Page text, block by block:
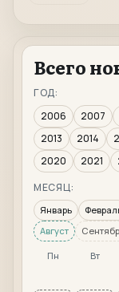
Всего
ГОД:
2006
2007
2013
2014
2020
2021
МЕСЯЦ:
Январь
Август
Пн Вт